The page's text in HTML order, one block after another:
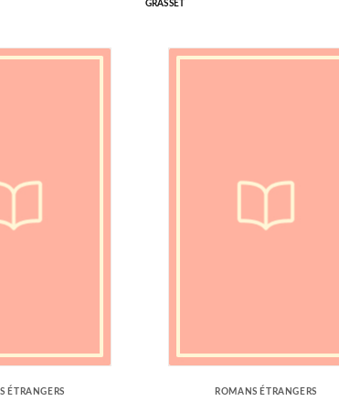
GRASSET
ÉTRANGERS ROMANS ÉTRANGERS